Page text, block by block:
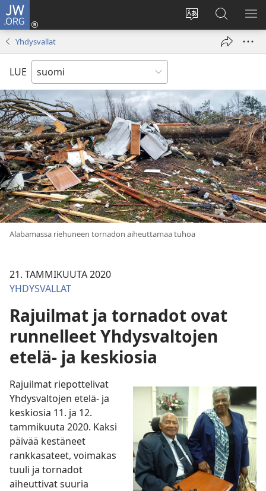
JW.ORG
Vaihda
sivuston
Kirjaudu
(avaa
Hae
JW.ORG-
sivustolta
Yhdysvallat
LUE
Alabamassa riehuneen tornadon aiheuttamaa tuhoa
21. TAMMIKUUTA 2020
YHDYSVALLAT
Rajuilmat ja tornadot ovat
runnelleet Yhdysvaltojen
etelä- ja keskiosia
Rajuilmat riepottelivat
Yhdysvaltojen etelä- ja
keskiosia 11. ja 12.
tammikuuta 2020. Kaksi
päivää kestäneet
rankkasateet, voimakas
tuuli ja tornadot
aiheuttivat suuria